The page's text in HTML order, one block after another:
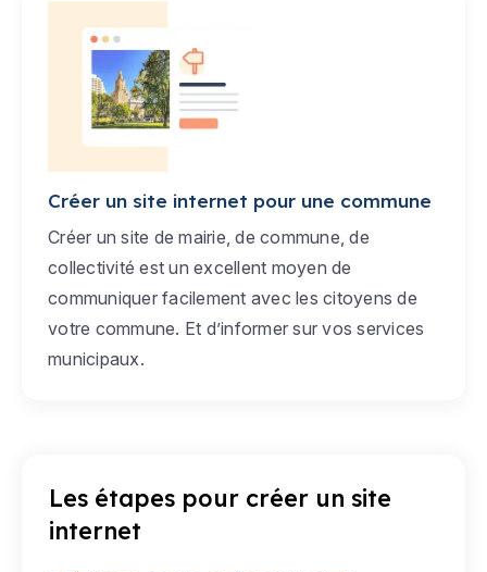
Créer un site internet pour une commune
Créer un site de mairie, de commune, de
collectivité est un excellent moyen de
communiquer facilement avec les citoyens de
votre commune. Et d’informer sur vos services
municipaux.
Les étapes pour créer un site
internet